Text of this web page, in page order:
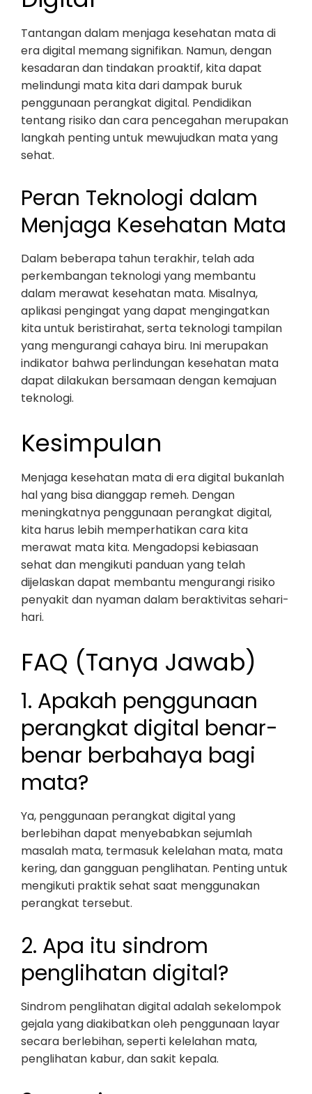
Tantangan dalam menjaga kesehatan mata di
era digital memang signifikan. Namun, dengan
kesadaran dan tindakan proaktif, kita dapat
melindungi mata kita dari dampak buruk
penggunaan perangkat digital. Pendidikan
tentang risiko dan cara pencegahan merupakan
langkah penting untuk mewujudkan mata yang
sehat.
Peran Teknologi dalam
Menjaga Kesehatan Mata
Dalam beberapa tahun terakhir, telah ada
perkembangan teknologi yang membantu
dalam merawat kesehatan mata. Misalnya,
aplikasi pengingat yang dapat mengingatkan
kita untuk beristirahat, serta teknologi tampilan
yang mengurangi cahaya biru. Ini merupakan
indikator bahwa perlindungan kesehatan mata
dapat dilakukan bersamaan dengan kemajuan
teknologi.
Kesimpulan
Menjaga kesehatan mata di era digital bukanlah
hal yang bisa dianggap remeh. Dengan
meningkatnya penggunaan perangkat digital,
kita harus lebih memperhatikan cara kita
merawat mata kita. Mengadopsi kebiasaan
sehat dan mengikuti panduan yang telah
dijelaskan dapat membantu mengurangi risiko
penyakit dan nyaman dalam beraktivitas sehari-
hari.
FAQ (Tanya Jawab)
1. Apakah penggunaan
perangkat digital benar-
benar berbahaya bagi
mata?
Ya, penggunaan perangkat digital yang
berlebihan dapat menyebabkan sejumlah
masalah mata, termasuk kelelahan mata, mata
kering, dan gangguan penglihatan. Penting untuk
mengikuti praktik sehat saat menggunakan
perangkat tersebut.
2. Apa itu sindrom
penglihatan digital?
Sindrom penglihatan digital adalah sekelompok
gejala yang diakibatkan oleh penggunaan layar
secara berlebihan, seperti kelelahan mata,
penglihatan kabur, dan sakit kepala.